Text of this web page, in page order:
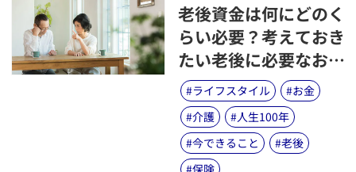
​老後資金は何にどのく
らい必要？考えておき
たい老後に必要なお金
のこと
#ライフスタイル #お金
#介護 #人生100年
#今できること #老後
#保険